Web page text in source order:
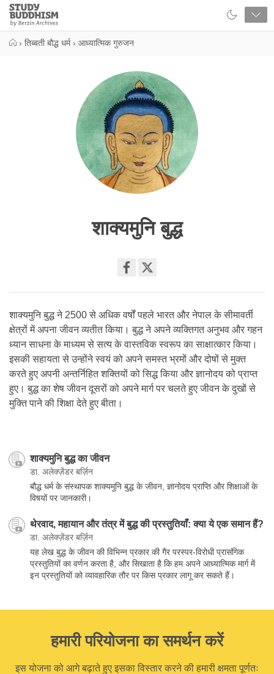
Close
Study
Buddhism
› तिब्बती बौद्ध धर्म › आध्यात्मिक गुरुजन
शाक्यमुनि बुद्ध
facebook
शाक्यमुनि बुद्ध ने 2500 से अधिक वर्षों पहले भारत और नेपाल के सीमावर्ती
क्षेत्रों में अपना जीवन व्यतीत किया। बुद्ध ने अपने व्यक्तिगत अनुभव और गहन
ध्यान साधना के माध्यम से सत्य के वास्तविक स्वरूप का साक्षात्कार किया।
इसकी सहायता से उन्होंने स्वयं को अपने समस्त भ्रमों और दोषों से मुक्त
करते हुए अपनी अन्तर्निहित शक्तियों को सिद्ध किया और ज्ञानोदय को प्राप्त
हुए। बुद्ध का शेष जीवन दूसरों को अपने मार्ग पर चलते हुए जीवन के दुखों से
मुक्ति पाने की शिक्षा देते हुए बीता।
शाक्यमुनि बुद्ध का जीवन
डा. अलेक्ज़ेंडर बर्ज़िन
बौद्ध धर्म के संस्थापक शाक्यमुनि बुद्ध के जीवन, ज्ञानोदय प्राप्ति और शिक्षाओं के
विषयों पर जानकारी।
थेरवाद, महायान और तंत्र में बुद्ध की प्रस्तुतियाँ: क्या ये एक समान हैं?
डा. अलेक्ज़ेंडर बर्ज़िन
यह लेख बुद्ध के जीवन की विभिन्न प्रकार की गैर परस्पर-विरोधी प्रासंगिक
प्रस्तुतियों का वर्णन करता है, और सिखाता है कि हम अपने आध्यात्मिक मार्ग में
इन प्रस्तुतियों को व्यावहारिक तौर पर किस प्रकार लागू कर सकते हैं।
हमारी परियोजना का समर्थन करें
इस योजना को आगे बढ़ाते हुए इसका विस्तार करने की हमारी क्षमता पूर्णतः